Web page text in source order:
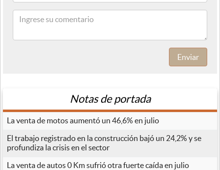
Enviar
Notas de portada
La venta de motos aumentó un 46,6% en julio
El trabajo registrado en la construcción bajó un 24,2% y se
profundiza la crisis en el sector
La venta de autos 0 Km sufrió otra fuerte caída en julio